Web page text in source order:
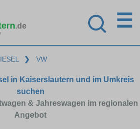
.de ☰
❯ VW
in Kaiserslautern und im Umkreis
suchen
& Jahreswagen im regionalen
Angebot